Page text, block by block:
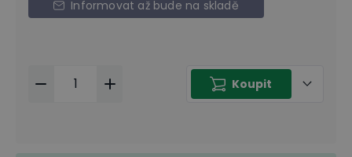
Informovat až bude na skladě
Koupit